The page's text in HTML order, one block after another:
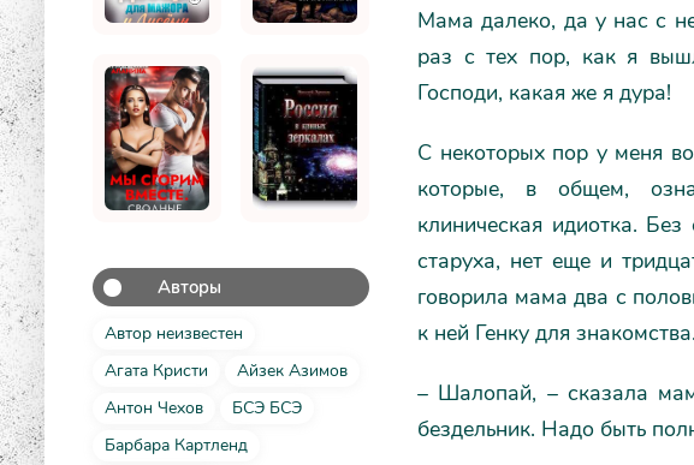
Авторы
Автор неизвестен
Агата Кристи
Айзек Азимов
Антон Чехов
БСЭ БСЭ
Барбара Картленд
Мама далеко, да у нас с
раз с тех пор, как я
Господи, какая же я дура!
С некоторых пор у меня
которые, в общем,
клиническая идиотка.
старуха, нет еще и
говорила мама два с
к ней Генку для знакомства.
– Шалопай, – сказала
бездельник. Надо быть